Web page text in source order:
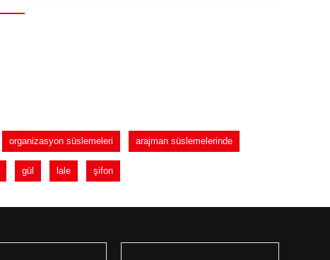
organizasyon süslemeleri arajman süslemelerinde
gül lale şifon